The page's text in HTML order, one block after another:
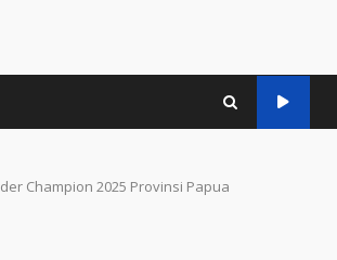
Champion 2025 Provinsi Papua